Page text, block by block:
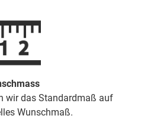
wir das Standardmaß auf
Wunschmaß.